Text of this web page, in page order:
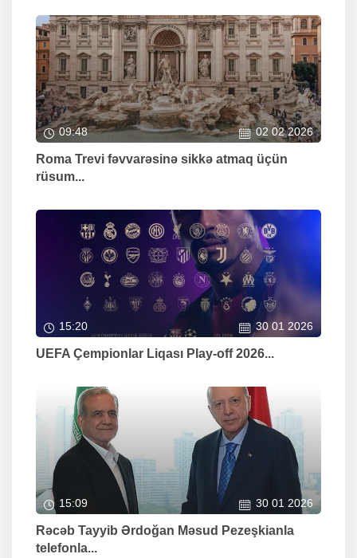
09:48 02 02 2026
Roma Trevi fəvvarəsinə sikkə atmaq üçün
rüsum...
15:20 30 01 2026
UEFA Çempionlar Liqası Play-off 2026...
15:09 30 01 2026
Rəcəb Tayyib Ərdoğan Məsud Pezeşkianla
telefonla...